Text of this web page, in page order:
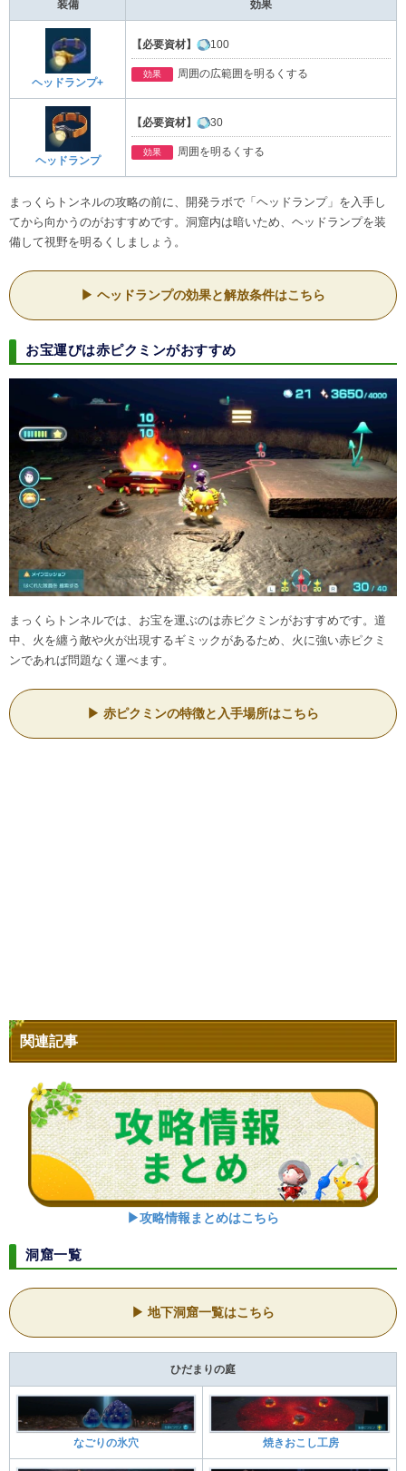
装備 効果
ヘッドランプ+
【必要資材】 100
効果 周囲の広範囲を明るくする
ヘッドランプ
【必要資材】 30
効果 周囲を明るくする
まっくらトンネルの攻略の前に、開発ラボで「ヘッドランプ」を入手し
てから向かうのがおすすめです。洞窟内は暗いため、ヘッドランプを装
備して視野を明るくしましょう。
ヘッドランプの効果と解放条件はこちら
お宝運びは赤ピクミンがおすすめ
まっくらトンネルでは、お宝を運ぶのは赤ピクミンがおすすめです。道
中、火を纏う敵や火が出現するギミックがあるため、火に強い赤ピクミ
ンであれば問題なく運べます。
赤ピクミンの特徴と入手場所はこちら
関連記事
▶攻略情報まとめはこちら
洞窟一覧
地下洞窟一覧はこちら
ひだまりの庭
なごりの氷穴 焼きおこし工房